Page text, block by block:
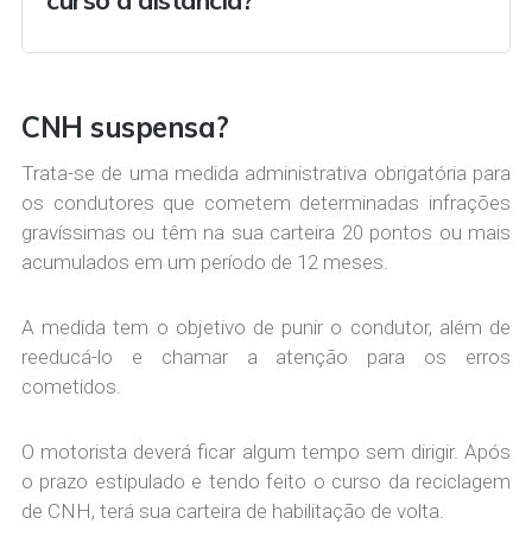
CNH suspensa?
Trata-se de uma medida administrativa obrigatória para
os condutores que cometem determinadas infrações
gravíssimas ou têm na sua carteira 20 pontos ou mais
acumulados em um período de 12 meses.
A medida tem o objetivo de punir o condutor, além de
reeducá-lo e chamar a atenção para os erros
cometidos.
O motorista deverá ficar algum tempo sem dirigir. Após
o prazo estipulado e tendo feito o curso da reciclagem
de CNH, terá sua carteira de habilitação de volta.